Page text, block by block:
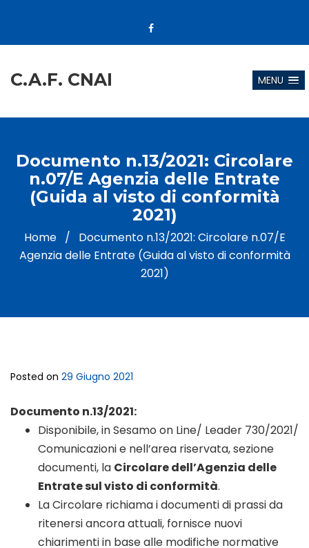
C.A.F. CNAI MENU
Documento n.13/2021: Circolare
n.07/E Agenzia delle Entrate
(Guida al visto di conformità
2021)
Home/ Documento n.13/2021: Circolare n.07/E
Agenzia delle Entrate (Guida al visto di conformità
2021)
Posted on 29 Giugno 2021
Documento n.13/2021:
Disponibile, in Sesamo on Line/ Leader 730/2021/
Comunicazioni e nell’area riservata, sezione
documenti, la Circolare dell’Agenzia delle
Entrate sul visto di conformità.
La Circolare richiama i documenti di prassi da
ritenersi ancora attuali, fornisce nuovi
chiarimenti in base alle modifiche normative